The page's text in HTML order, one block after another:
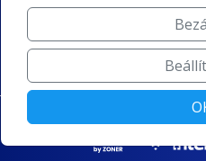
Elfogadunk kártyás